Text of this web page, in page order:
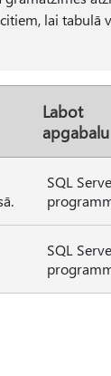
lai tabulā
Labot
apgabalu
SQL
SQL